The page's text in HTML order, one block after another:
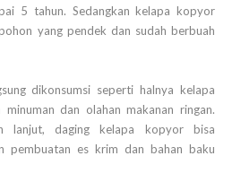
5 tahun. Sedangkan kelapa kopyor
yang pendek dan sudah berbuah
dikonsumsi seperti halnya kelapa
minuman dan olahan makanan ringan.
lanjut, daging kelapa kopyor bisa
pembuatan es krim dan bahan baku